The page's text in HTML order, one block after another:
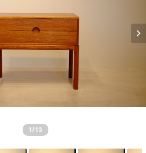
1 /13